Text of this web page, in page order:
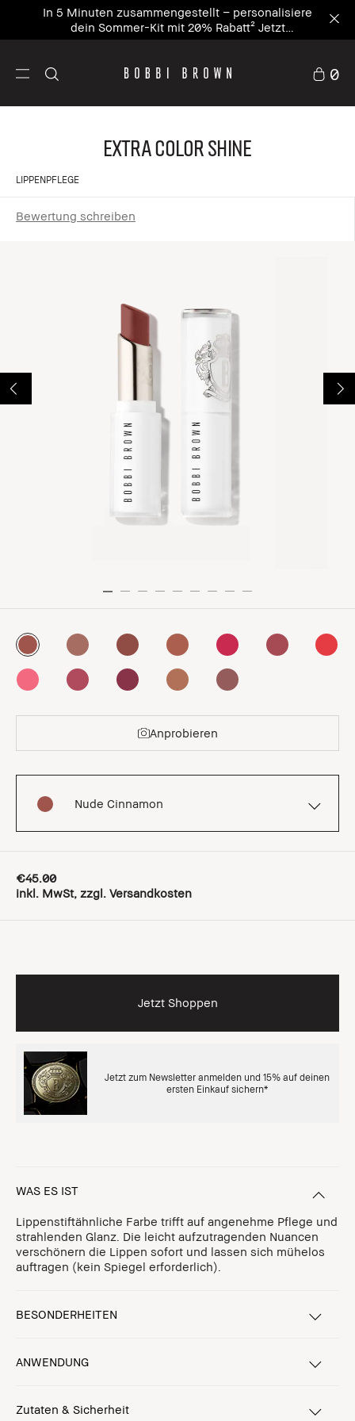
In 5 Minuten zusammengestellt – personalisiere
dein Sommer-Kit mit 20% Rabatt² Jetzt
personalisieren
0
Extra Color Shine
LIPPENPFLEGE
Bewertung schreiben
Anprobieren
Nude Cinnamon
€45.00
inkl. MwSt, zzgl. Versandkosten
Jetzt Shoppen
Jetzt zum Newsletter anmelden und 15% auf deinen
ersten Einkauf sichern*
WAS ES IST
Lippenstiftähnliche Farbe trifft auf angenehme Pflege und
strahlenden Glanz. Die leicht aufzutragenden Nuancen
verschönern die Lippen sofort und lassen sich mühelos
auftragen (kein Spiegel erforderlich).
BESONDERHEITEN
ANWENDUNG
Zutaten & Sicherheit